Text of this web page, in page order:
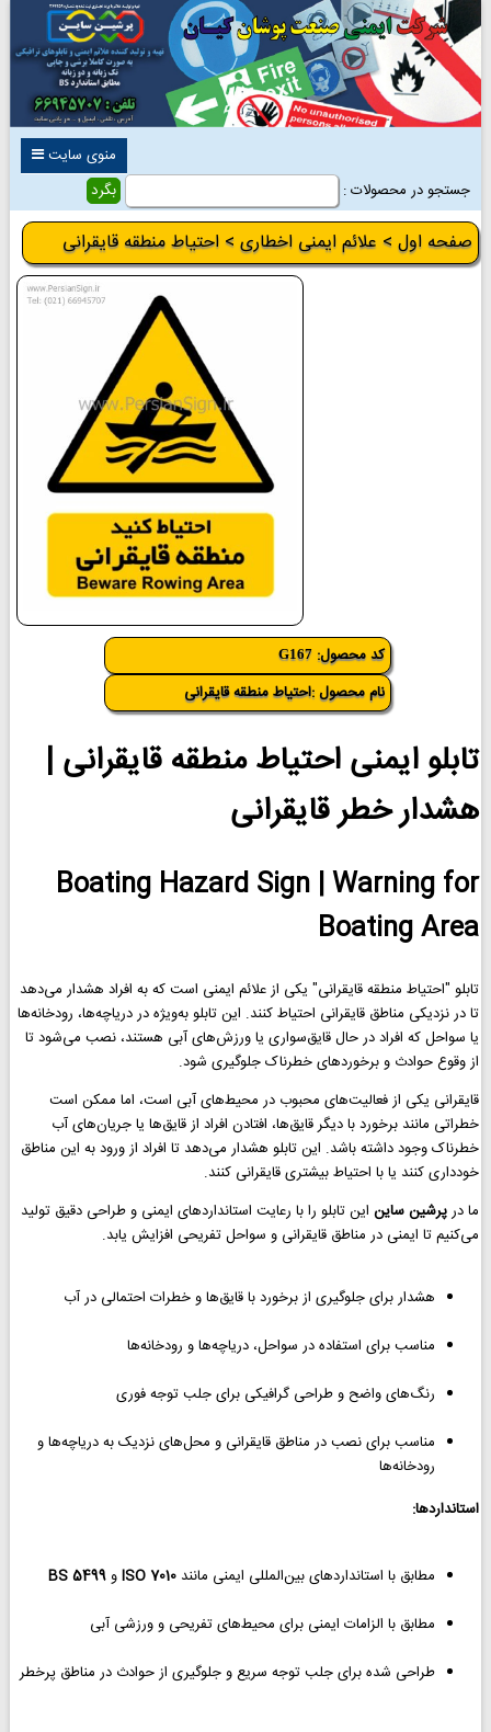
منوی سایت
جستجو در محصولات :
صفحه اول > علائم ایمنی اخطاری > احتیاط منطقه قایقرانی
کد محصول: G167
نام محصول :احتیاط منطقه قایقرانی
تابلو ایمنی احتیاط منطقه قایقرانی |
هشدار خطر قایقرانی
Boating Hazard Sign | Warning for
Boating Area
تابلو "احتیاط منطقه قایقرانی" یکی از علائم ایمنی است که به افراد هشدار می‌دهد
تا در نزدیکی مناطق قایقرانی احتیاط کنند. این تابلو به‌ویژه در دریاچه‌ها، رودخانه‌ها
یا سواحل که افراد در حال قایق‌سواری یا ورزش‌های آبی هستند، نصب می‌شود تا
از وقوع حوادث و برخوردهای خطرناک جلوگیری شود.
قایقرانی یکی از فعالیت‌های محبوب در محیط‌های آبی است، اما ممکن است
خطراتی مانند برخورد با دیگر قایق‌ها، افتادن افراد از قایق‌ها یا جریان‌های آب
خطرناک وجود داشته باشد. این تابلو هشدار می‌دهد تا افراد از ورود به این مناطق
خودداری کنند یا با احتیاط بیشتری قایقرانی کنند.
ما درپرشین ساین این تابلو را با رعایت استانداردهای ایمنی و طراحی دقیق تولید
می‌کنیم تا ایمنی در مناطق قایقرانی و سواحل تفریحی افزایش یابد.
هشدار برای جلوگیری از برخورد با قایق‌ها و خطرات احتمالی در آب
مناسب برای استفاده در سواحل، دریاچه‌ها و رودخانه‌ها
رنگ‌های واضح و طراحی گرافیکی برای جلب توجه فوری
مناسب برای نصب در مناطق قایقرانی و محل‌های نزدیک به دریاچه‌ها و
رودخانه‌ها
استانداردها:
مطابق با استانداردهای بین‌المللی ایمنی مانندISO 7010وBS 5499
مطابق با الزامات ایمنی برای محیط‌های تفریحی و ورزشی آبی
طراحی شده برای جلب توجه سریع و جلوگیری از حوادث در مناطق پرخطر